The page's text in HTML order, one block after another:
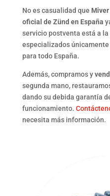
No es casualidad que Miver
oficial de Zünd en España
servicio postventa está a
especializados únicamente
para todo España.
Además, compramos y
segunda mano,
dando su debida garantía
funcionamiento.
necesita más información.